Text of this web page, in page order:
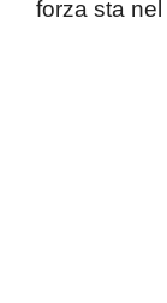
forza sta